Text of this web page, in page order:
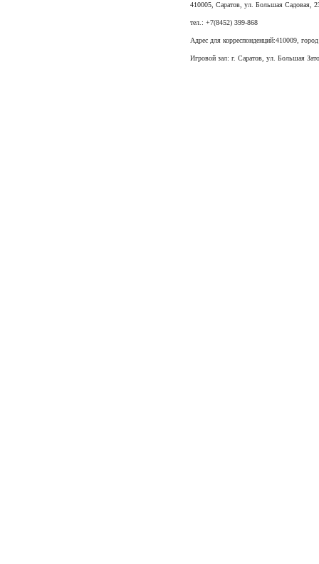
410005, Саратов, ул. Большая Садовая,
тел.: +7(8452) 399-868
Адрес для корреспонденций:410009,
Игровой зал: г. Саратов, ул. Большая